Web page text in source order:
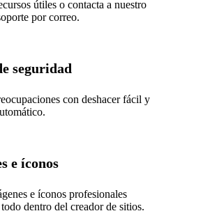
útiles o contacta a nuestro
por correo.
seguridad
con deshacer fácil y
e íconos
e íconos profesionales
dentro del creador de sitios.